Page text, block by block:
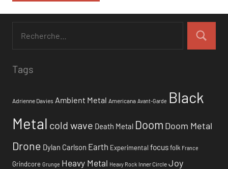
Tags
Adrienne Davies Ambient Metal Americana Avant-Garde Black
Metal cold wave Death Metal Doom Doom Metal
Drone Dylan Carlson Earth Experimental focusfolk France
Grindcore Grunge Heavy Metal Heavy Rock Inner Circle Joy